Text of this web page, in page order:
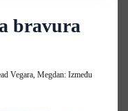
bravura
Vegara, Megdan: Između